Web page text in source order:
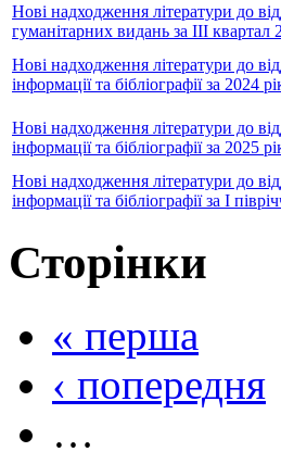
Нові надходження літератури до
гуманітарних видань за III квартал
Нові надходження літератури до
інформації та бібліографії за 2024
Нові надходження літератури до
інформації та бібліографії за 2025
Нові надходження літератури до
інформації та бібліографії за I
Сторінки
« перша
‹ попередня
…